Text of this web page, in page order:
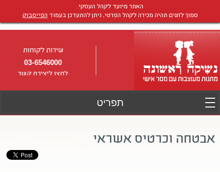
האתר מיועד לקהל העסקי.
סמוך לחגים תהיה מכירה לקהל הפרטי, ניתן להתעדכן בעמוד הפייסבוק
שירות לקוחות
03-6546000
לחצו ליצירת קשר
אבטחה וכרטיס אשראי